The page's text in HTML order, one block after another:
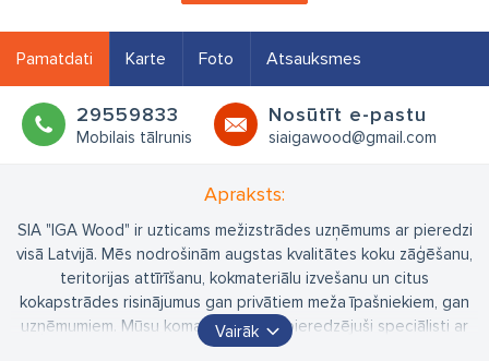
Pamatdati Karte Foto Atsauksmes
29559833
Mobilais tālrunis
Nosūtīt e-pastu
siaigawood@gmail.com
Apraksts:
SIA "IGA Wood" ir uzticams mežizstrādes uzņēmums ar pieredzi
visā Latvijā. Mēs nodrošinām augstas kvalitātes koku zāģēšanu,
teritorijas attīrīšanu, kokmateriālu izvešanu un citus
kokapstrādes risinājumus gan privātiem meža īpašniekiem, gan
uzņēmumiem. Mūsu komandā strādā pieredzējuši speciālisti ar
modernu tehniku, lai darbi tiktu veidoti profesionāli un atbilstoši
Vairāk